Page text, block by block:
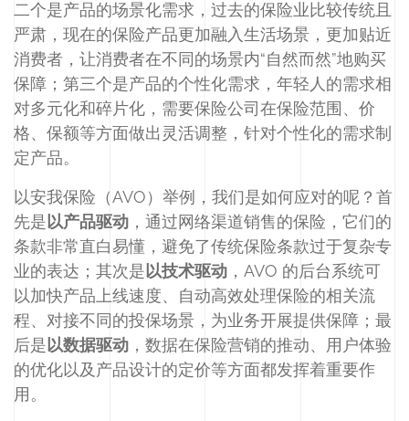
二个是产品的场景化需求，过去的保险业比较传统且
严肃，现在的保险产品更加融入生活场景，更加贴近
消费者，让消费者在不同的场景内“自然而然”地购买
保障；第三个是产品的个性化需求，年轻人的需求相
对多元化和碎片化，需要保险公司在保险范围、价
格、保额等方面做出灵活调整，针对个性化的需求制
定产品。
以安我保险（AVO）举例，我们是如何应对的呢？首
先是 以产品驱动 ，通过网络渠道销售的保险，它们的
条款非常直白易懂，避免了传统保险条款过于复杂专
业的表达；其次是 以技术驱动 ，AVO 的后台系统可
以加快产品上线速度、自动高效处理保险的相关流
程、对接不同的投保场景，为业务开展提供保障；最
后是 以数据驱动 ，数据在保险营销的推动、用户体验
的优化以及产品设计的定价等方面都发挥着重要作
用。